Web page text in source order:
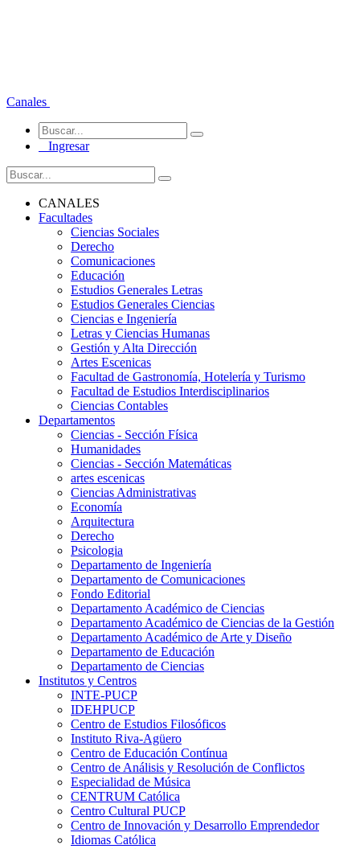
Canales
Ingresar
CANALES
Facultades
Ciencias Sociales
Derecho
Comunicaciones
Educación
Estudios Generales Letras
Estudios Generales Ciencias
Ciencias e Ingeniería
Letras y Ciencias Humanas
Gestión y Alta Dirección
Artes Escenicas
Facultad de Gastronomía, Hotelería y Turismo
Facultad de Estudios Interdisciplinarios
Ciencias Contables
Departamentos
Ciencias - Sección Física
Humanidades
Ciencias - Sección Matemáticas
artes escenicas
Ciencias Administrativas
Economía
Arquitectura
Derecho
Psicologia
Departamento de Ingeniería
Departamento de Comunicaciones
Fondo Editorial
Departamento Académico de Ciencias
Departamento Académico de Ciencias de la Gestión
Departamento Académico de Arte y Diseño
Departamento de Educación
Departamento de Ciencias
Institutos y Centros
INTE-PUCP
IDEHPUCP
Centro de Estudios Filosóficos
Instituto Riva-Agüero
Centro de Educación Contínua
Centro de Análisis y Resolución de Conflictos
Especialidad de Música
CENTRUM Católica
Centro Cultural PUCP
Centro de Innovación y Desarrollo Emprendedor
Idiomas Católica